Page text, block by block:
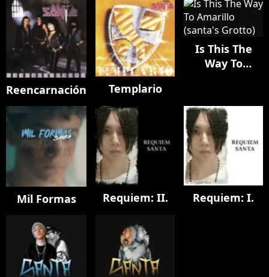
Reencarnación Templario
Is This The
Way To
Grotto)
Mil Formas Requiem: II. Requiem: I.